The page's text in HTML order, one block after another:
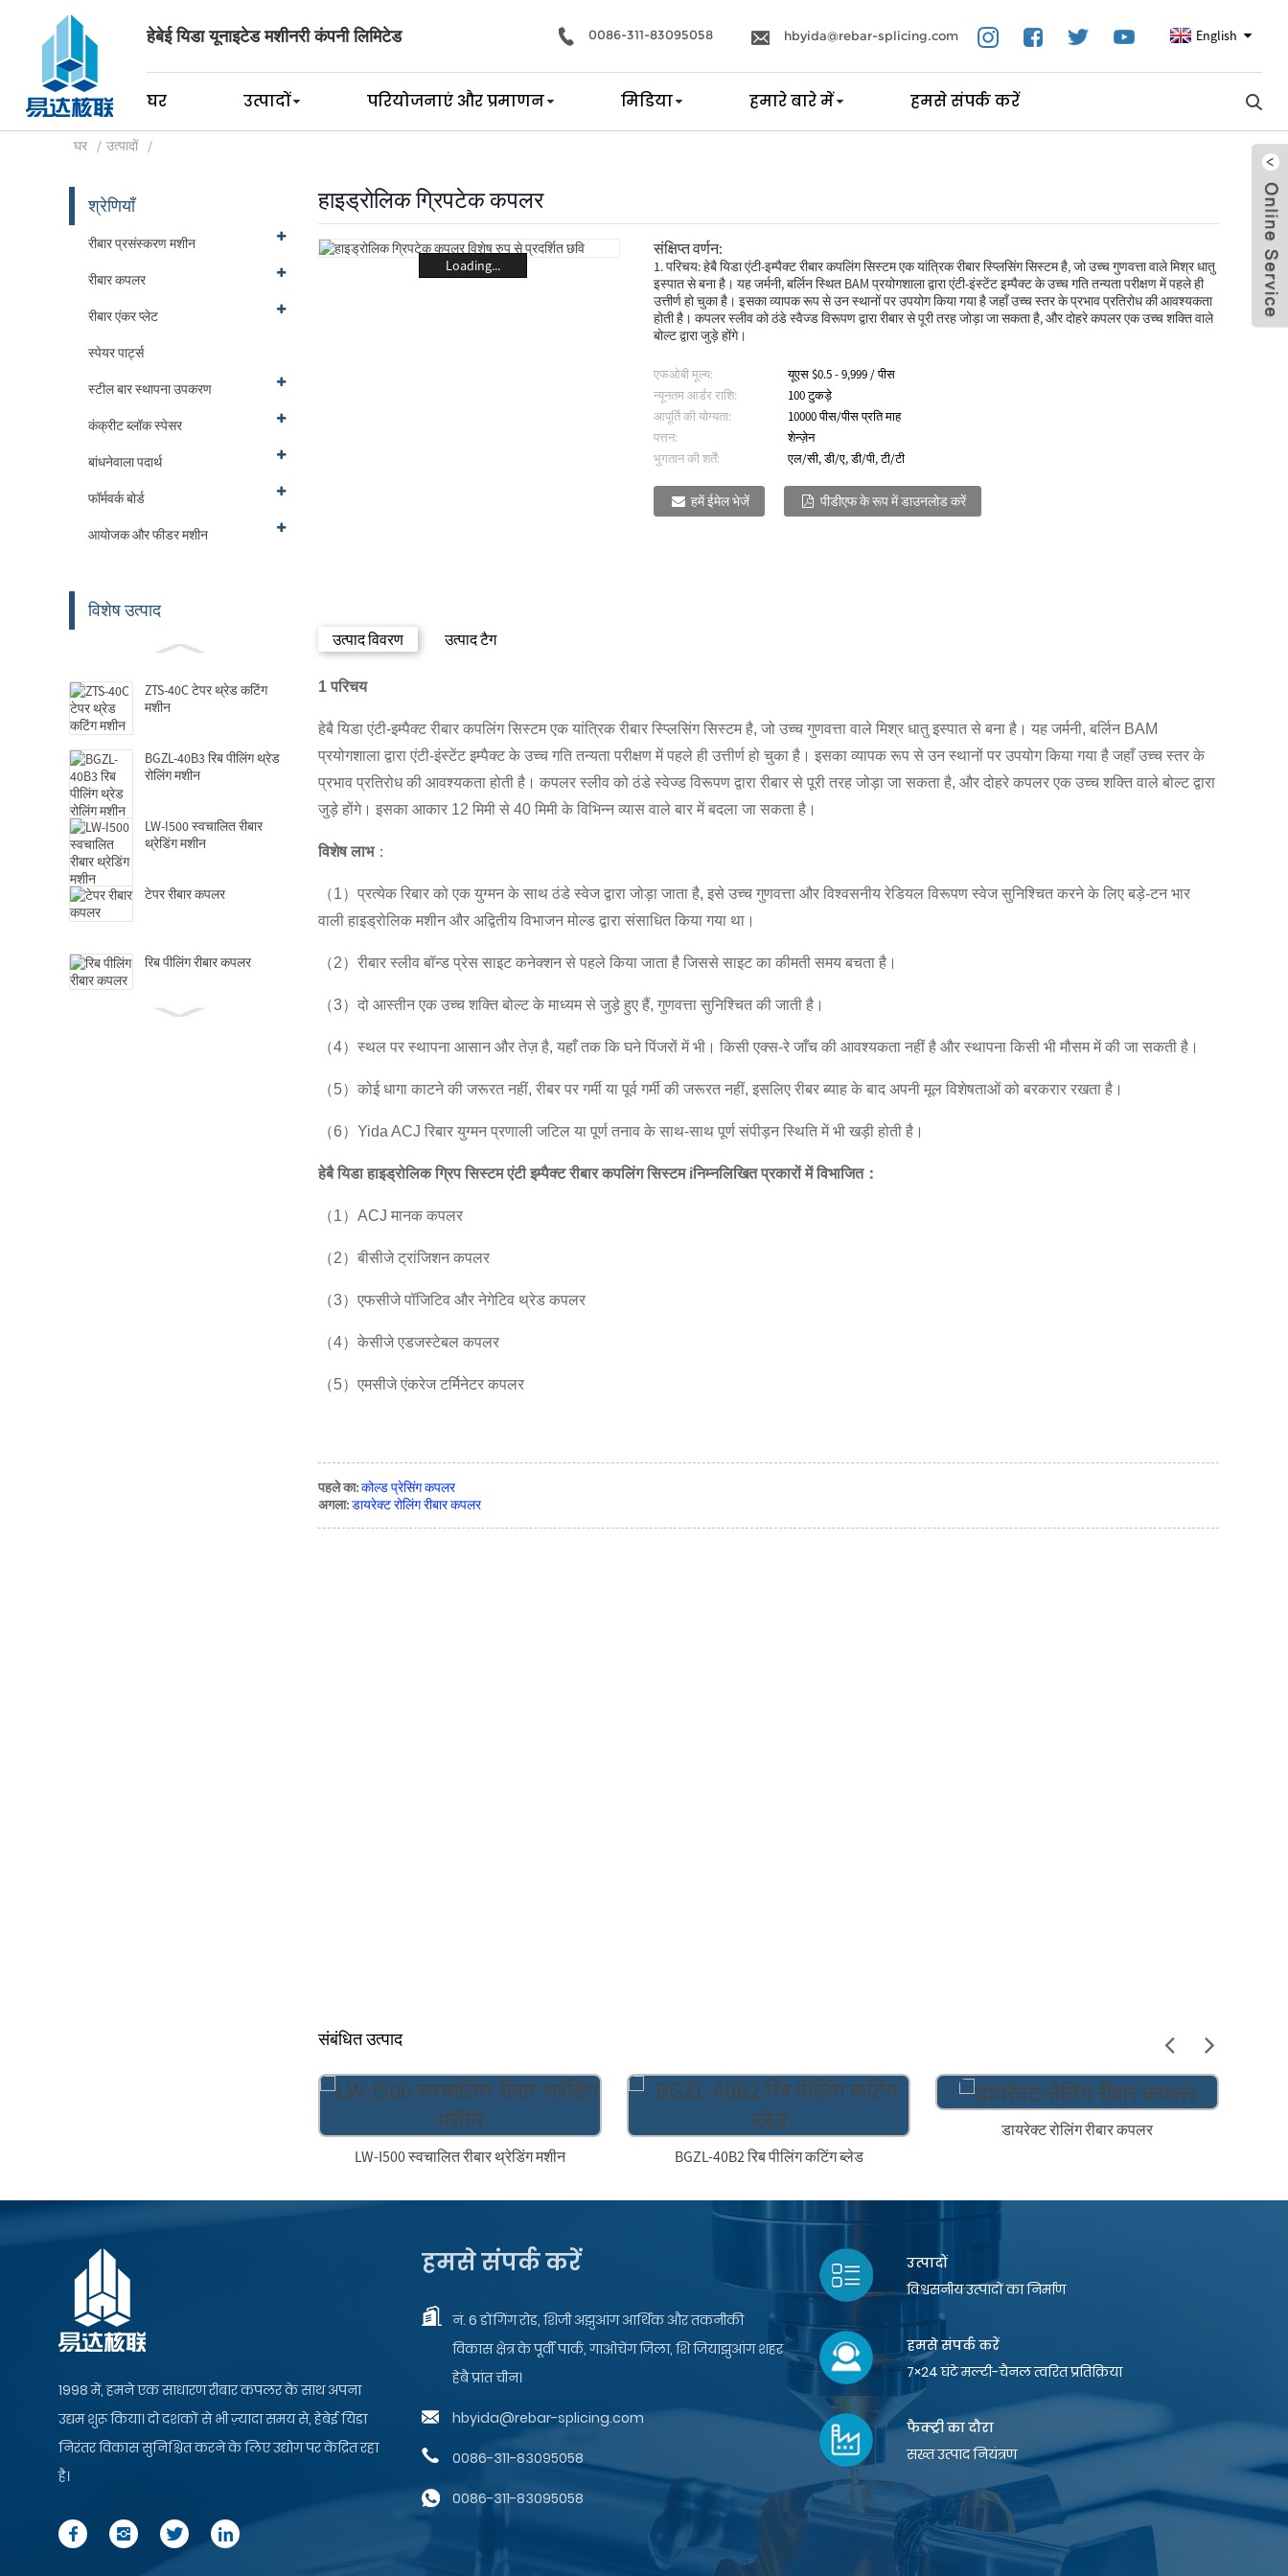
हेबेई यिडा यूनाइटेड मशीनरी कंपनी लिमिटेड 0086-311-83095058 hbyida@rebar-splicing.com English
घर उत्पादों परियोजनाएं और प्रमाणन मिडिया हमारे बारे में हमसे संपर्क करें
घर उत्पादों
श्रेणियाँ
रीबार प्रसंस्करण मशीन
रीबार कपलर
रीबार एंकर प्लेट
स्पेयर पार्ट्स
स्टील बार स्थापना उपकरण
कंक्रीट ब्लॉक स्पेसर
बांधनेवाला पदार्थ
फॉर्मवर्क बोर्ड
आयोजक और फीडर मशीन
विशेष उत्पाद
ZTS-40C टेपर थ्रेड कटिंग
मशीन
BGZL-40B3 रिब पीलिंग थ्रेड
रोलिंग मशीन
LW-I500 स्वचालित रीबार
थ्रेडिंग मशीन
टेपर रीबार कपलर
रिब पीलिंग रीबार कपलर
हाइड्रोलिक ग्रिपटेक कपलर
Loading...
संक्षिप्त वर्णन:
1. परिचय: हेबै यिडा एंटी-इम्पैक्ट रीबार कपलिंग सिस्टम एक यांत्रिक रीबार स्प्लिसिंग सिस्टम है, जो उच्च गुणवत्ता वाले मिश्र धातु
इस्पात से बना है। यह जर्मनी, बर्लिन स्थित BAM प्रयोगशाला द्वारा एंटी-इंस्टेंट इम्पैक्ट के उच्च गति तन्यता परीक्षण में पहले ही
उत्तीर्ण हो चुका है। इसका व्यापक रूप से उन स्थानों पर उपयोग किया गया है जहाँ उच्च स्तर के प्रभाव प्रतिरोध की आवश्यकता
होती है। कपलर स्लीव को ठंडे स्वैज्ड विरूपण द्वारा रीबार से पूरी तरह जोड़ा जा सकता है, और दोहरे कपलर एक उच्च शक्ति वाले
बोल्ट द्वारा जुड़े होंगे।
एफओबी मूल्य:
यूएस $0.5 - 9,999 / पीस
न्यूनतम आर्डर राशि:
100 टुकड़े
आपूर्ति की योग्यता:
10000 पीस/पीस प्रति माह
पत्तन:
शेन्ज़ेन
भुगतान की शर्तें:
एल/सी, डी/ए, डी/पी, टी/टी
हमें ईमेल भेजें पीडीएफ के रूप में डाउनलोड करें
उत्पाद विवरण उत्पाद टैग
1 परिचय
हेबै यिडा एंटी-इम्पैक्ट रीबार कपलिंग सिस्टम एक यांत्रिक रीबार स्प्लिसिंग सिस्टम है, जो उच्च गुणवत्ता वाले मिश्र धातु इस्पात से बना है। यह जर्मनी, बर्लिन BAM
प्रयोगशाला द्वारा एंटी-इंस्टेंट इम्पैक्ट के उच्च गति तन्यता परीक्षण में पहले ही उत्तीर्ण हो चुका है। इसका व्यापक रूप से उन स्थानों पर उपयोग किया गया है जहाँ उच्च स्तर के
प्रभाव प्रतिरोध की आवश्यकता होती है। कपलर स्लीव को ठंडे स्वेज्ड विरूपण द्वारा रीबार से पूरी तरह जोड़ा जा सकता है, और दोहरे कपलर एक उच्च शक्ति वाले बोल्ट द्वारा
जुड़े होंगे। इसका आकार 12 मिमी से 40 मिमी के विभिन्न व्यास वाले बार में बदला जा सकता है।
विशेष लाभ：
（1）प्रत्येक रिबार को एक युग्मन के साथ ठंडे स्वेज द्वारा जोड़ा जाता है, इसे उच्च गुणवत्ता और विश्वसनीय रेडियल विरूपण स्वेज सुनिश्चित करने के लिए बड़े-टन भार
वाली हाइड्रोलिक मशीन और अद्वितीय विभाजन मोल्ड द्वारा संसाधित किया गया था।
（2）रीबार स्लीव बॉन्ड प्रेस साइट कनेक्शन से पहले किया जाता है जिससे साइट का कीमती समय बचता है।
（3）दो आस्तीन एक उच्च शक्ति बोल्ट के माध्यम से जुड़े हुए हैं, गुणवत्ता सुनिश्चित की जाती है।
（4）स्थल पर स्थापना आसान और तेज़ है, यहाँ तक कि घने पिंजरों में भी। किसी एक्स-रे जाँच की आवश्यकता नहीं है और स्थापना किसी भी मौसम में की जा सकती है।
（5）कोई धागा काटने की जरूरत नहीं, रीबर पर गर्मी या पूर्व गर्मी की जरूरत नहीं, इसलिए रीबर ब्याह के बाद अपनी मूल विशेषताओं को बरकरार रखता है।
（6）Yida ACJ रिबार युग्मन प्रणाली जटिल या पूर्ण तनाव के साथ-साथ पूर्ण संपीड़न स्थिति में भी खड़ी होती है।
हेबै यिडा हाइड्रोलिक ग्रिप सिस्टम एंटी इम्पैक्ट रीबार कपलिंग सिस्टम iनिम्नलिखित प्रकारों में विभाजित：
（1）ACJ मानक कपलर
（2）बीसीजे ट्रांजिशन कपलर
（3）एफसीजे पॉजिटिव और नेगेटिव थ्रेड कपलर
（4）केसीजे एडजस्टेबल कपलर
（5）एमसीजे एंकरेज टर्मिनेटर कपलर
पहले का:कोल्ड प्रेसिंग कपलर
अगला:डायरेक्ट रोलिंग रीबार कपलर
संबंधित उत्पाद
LW-I500 स्वचालित रीबार थ्रेडिंग मशीन
BGZL-40B2 रिब पीलिंग कटिंग ब्लेड
डायरेक्ट रोलिंग रीबार कपलर
1998 में, हमने एक साधारण रीबार कपलर के साथ अपना
उद्यम शुरू किया। दो दशकों से भी ज़्यादा समय से, हेबेई यिडा
निरंतर विकास सुनिश्चित करने के लिए उद्योग पर केंद्रित रहा
है।
हमसे संपर्क करें
नं. 6 डोंगिंग रोड, शिजी अझुआंग आर्थिक और तकनीकी
विकास क्षेत्र के पूर्वी पार्क, गाओचेंग जिला, शि जियाझुआंग शहर
हेबै प्रांत चीन।
hbyida@rebar-splicing.com
0086-311-83095058
0086-311-83095058
उत्पादों
विश्वसनीय उत्पादों का निर्माण
हमसे संपर्क करें
7×24 घंटे मल्टी-चैनल त्वरित प्रतिक्रिया
फैक्ट्री का दौरा
सख्त उत्पाद नियंत्रण